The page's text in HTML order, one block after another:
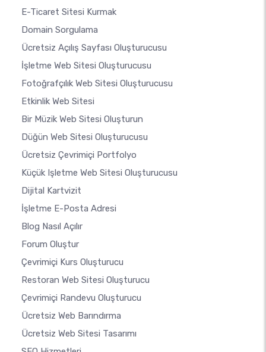
E-Ticaret Sitesi Kurmak
Domain Sorgulama
Ücretsiz Açılış Sayfası Oluşturucusu
İşletme Web Sitesi Oluşturucusu
Fotoğrafçılık Web Sitesi Oluşturucusu
Etkinlik Web Sitesi
Bir Müzik Web Sitesi Oluşturun
Düğün Web Sitesi Oluşturucusu
Ücretsiz Çevrimiçi Portfolyo
Küçük Işletme Web Sitesi Oluşturucusu
Dijital Kartvizit
İşletme E-Posta Adresi
Blog Nasıl Açılır
Forum Oluştur
Çevrimiçi Kurs Oluşturucu
Restoran Web Sitesi Oluşturucu
Çevrimiçi Randevu Oluşturucu
Ücretsiz Web Barındırma
Ücretsiz Web Sitesi Tasarımı